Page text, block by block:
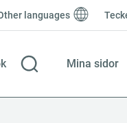
languages
Mina sidor